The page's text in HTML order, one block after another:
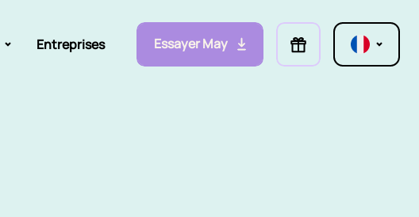
Entreprises Essayer May